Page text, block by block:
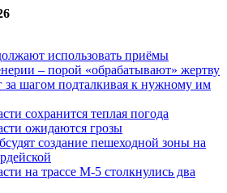
использовать приёмы
– порой «обрабатывают» жертву
за шагом подталкивая к нужному им
сохранится теплая погода
ожидаются грозы
создание пешеходной зоны на
на трассе М-5 столкнулись два